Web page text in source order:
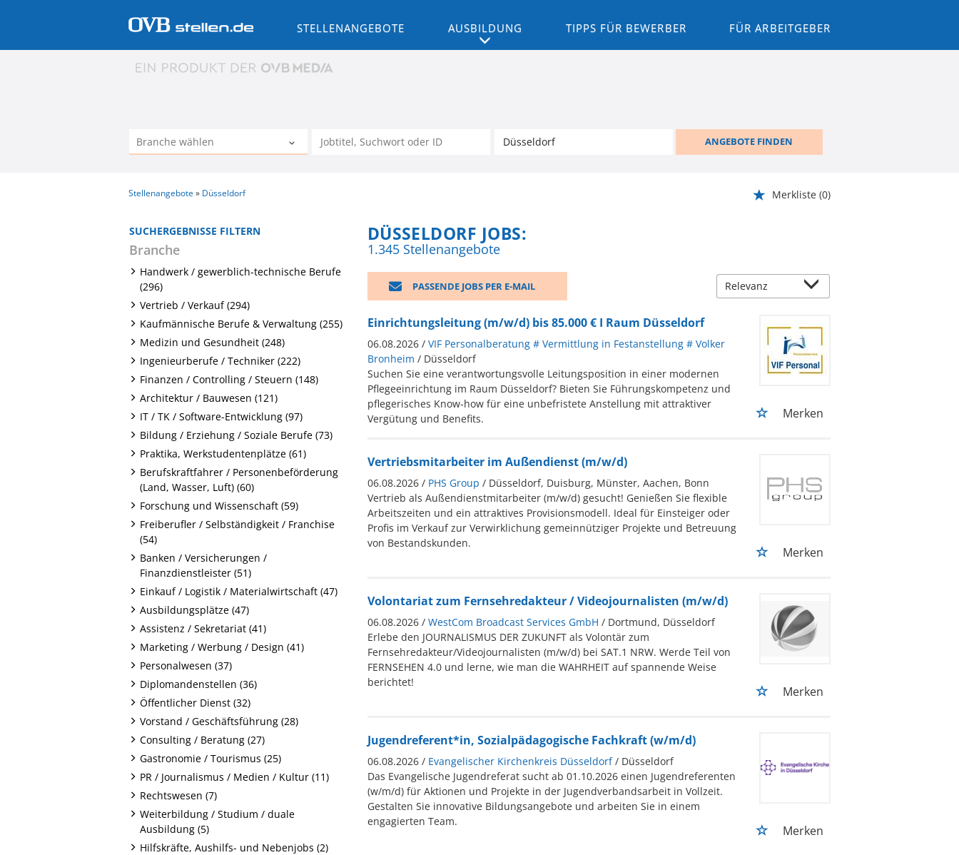
STELLENANGEBOTE AUSBILDUNG TIPPS FÜR BEWERBER FÜR ARBEITGEBER
ANGEBOTE FINDEN
Stellenangebote Düsseldorf Merkliste (0)
SUCHERGEBNISSE FILTERN
Branche
Handwerk / gewerblich-technische Berufe
(296)
Vertrieb / Verkauf (294)
Kaufmännische Berufe & Verwaltung (255)
Medizin und Gesundheit (248)
Ingenieurberufe / Techniker (222)
Finanzen / Controlling / Steuern (148)
Architektur / Bauwesen (121)
IT / TK / Software-Entwicklung (97)
Bildung / Erziehung / Soziale Berufe (73)
Praktika, Werkstudentenplätze (61)
Berufskraftfahrer / Personenbeförderung
(Land, Wasser, Luft) (60)
Forschung und Wissenschaft (59)
Freiberufler / Selbständigkeit / Franchise
(54)
Banken / Versicherungen /
Finanzdienstleister (51)
Einkauf / Logistik / Materialwirtschaft (47)
Ausbildungsplätze (47)
Assistenz / Sekretariat (41)
Marketing / Werbung / Design (41)
Personalwesen (37)
Diplomandenstellen (36)
Öffentlicher Dienst (32)
Vorstand / Geschäftsführung (28)
Consulting / Beratung (27)
Gastronomie / Tourismus (25)
PR / Journalismus / Medien / Kultur (11)
Rechtswesen (7)
Weiterbildung / Studium / duale
Ausbildung (5)
Hilfskräfte, Aushilfs- und Nebenjobs (2)
DÜSSELDORF JOBS:
1.345 Stellenangebote
PASSENDE JOBS PER E-MAIL
Einrichtungsleitung (m/w/d) bis 85.000 € I Raum Düsseldorf
06.08.2026 / VIF Personalberatung # Vermittlung in Festanstellung # Volker
Bronheim / Düsseldorf
Suchen Sie eine verantwortungsvolle Leitungsposition in einer modernen
Pflegeeinrichtung im Raum Düsseldorf? Bieten Sie Führungskompetenz und
pflegerisches Know-how für eine unbefristete Anstellung mit attraktiver
Vergütung und Benefits.
Merken
Vertriebsmitarbeiter im Außendienst (m/w/d)
06.08.2026 / PHS Group / Düsseldorf, Duisburg, Münster, Aachen, Bonn
Vertrieb als Außendienstmitarbeiter (m/w/d) gesucht! Genießen Sie flexible
Arbeitszeiten und ein attraktives Provisionsmodell. Ideal für Einsteiger oder
Profis im Verkauf zur Verwirklichung gemeinnütziger Projekte und Betreuung
von Bestandskunden.
Merken
Volontariat zum Fernsehredakteur / Videojournalisten (m/w/d)
06.08.2026 / WestCom Broadcast Services GmbH / Dortmund, Düsseldorf
Erlebe den JOURNALISMUS DER ZUKUNFT als Volontär zum
Fernsehredakteur/Videojournalisten (m/w/d) bei SAT.1 NRW. Werde Teil von
FERNSEHEN 4.0 und lerne, wie man die WAHRHEIT auf spannende Weise
berichtet!
Merken
Jugendreferent*in, Sozialpädagogische Fachkraft (w/m/d)
06.08.2026 / Evangelischer Kirchenkreis Düsseldorf / Düsseldorf
Das Evangelische Jugendreferat sucht ab 01.10.2026 einen Jugendreferenten
(w/m/d) für Aktionen und Projekte in der Jugendverbandsarbeit in Vollzeit.
Gestalten Sie innovative Bildungsangebote und arbeiten Sie in einem
engagierten Team.
Merken